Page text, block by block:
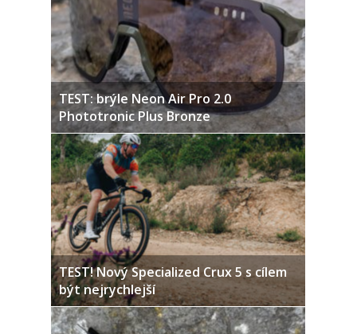
TEST: brýle Neon Air Pro 2.0
Phototronic Plus Bronze
TEST! Nový Specialized Crux 5 s cílem
být nejrychlejší